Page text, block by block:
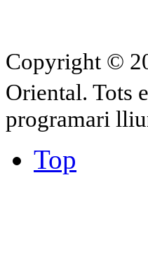
Copyright ©
Oriental. Tots
programari
Top